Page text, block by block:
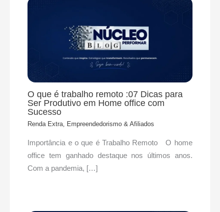
O que é trabalho remoto :07 Dicas para
Ser Produtivo em Home office com
Sucesso
Renda Extra, Empreendedorismo & Afiliados
Importância e o que é Trabalho Remoto O home
office tem ganhado destaque nos últimos anos.
Com a pandemia, […]